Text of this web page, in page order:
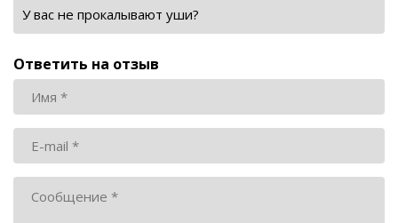
У вас не прокалывают уши?
Ответить на отзыв